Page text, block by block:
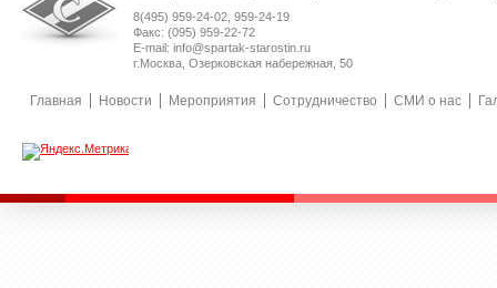
8(495) 959-24-02, 959-24-19
Факс: (095) 959-22-72
E-mail: info@spartak-starostin.ru
г.Москва, Озерковская набережная, 50
Главная Новости Мероприятия Сотрудничество СМИ о нас